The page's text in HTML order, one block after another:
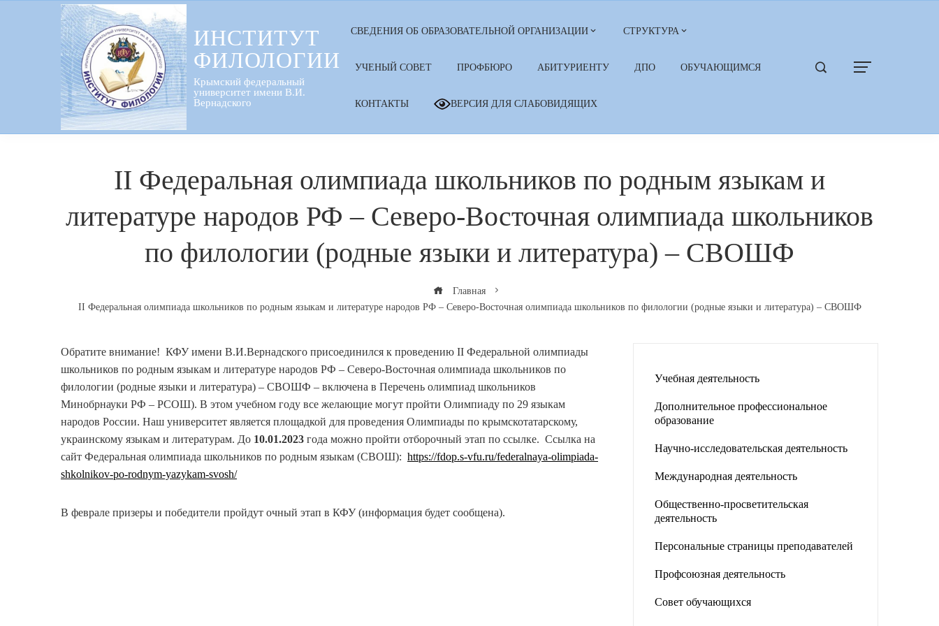
ИНСТИТУТ
ФИЛОЛОГИИ
Крымский федеральный
университет имени В.И.
Вернадского
СВЕДЕНИЯ ОБ ОБРАЗОВАТЕЛЬНОЙ ОРГАНИЗАЦИИ СТРУКТУРА
УЧЕНЫЙ СОВЕТ ПРОФБЮРО АБИТУРИЕНТУ ДПО ОБУЧАЮЩИМСЯ
КОНТАКТЫ ВЕРСИЯ ДЛЯ СЛАБОВИДЯЩИХ
ІІ Федеральная олимпиада школьников по родным языкам и
литературе народов РФ – Северо-Восточная олимпиада школьников
по филологии (родные языки и литература) – СВОШФ
Главная
ІІ Федеральная олимпиада школьников по родным языкам и литературе народов РФ – Северо-Восточная олимпиада школьников по филологии (родные языки и литература) – СВОШФ
Обратите внимание! КФУ имени В.И.Вернадского присоединился к проведению ІІ Федеральной олимпиады
школьников по родным языкам и литературе народов РФ – Северо-Восточная олимпиада школьников по
филологии (родные языки и литература) – СВОШФ – включена в Перечень олимпиад школьников
Минобрнауки РФ – РСОШ). В этом учебном году все желающие могут пройти Олимпиаду по 29 языкам
народов России. Наш университет является площадкой для проведения Олимпиады по крымскотатарскому,
украинскому языкам и литературам. До 10.01.2023 года можно пройти отборочный этап по ссылке. Ссылка на
сайт Федеральная олимпиада школьников по родным языкам (СВОШ): https://fdop.s-vfu.ru/federalnaya-olimpiada-
shkolnikov-po-rodnym-yazykam-svosh/
В феврале призеры и победители пройдут очный этап в КФУ (информация будет сообщена).
Учебная деятельность
Дополнительное профессиональное
образование
Научно-исследовательская деятельность
Международная деятельность
Общественно-просветительская
деятельность
Персональные страницы преподавателей
Профсоюзная деятельность
Совет обучающихся